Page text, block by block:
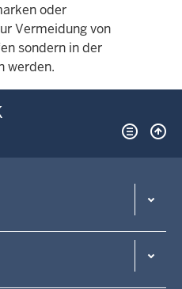
oder
Vermeidung von
sondern in der
werden.